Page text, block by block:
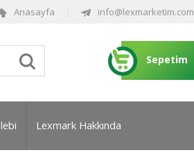
Anasayfa info@lexmarketim.com
Sepetim
Lexmark Hakkında